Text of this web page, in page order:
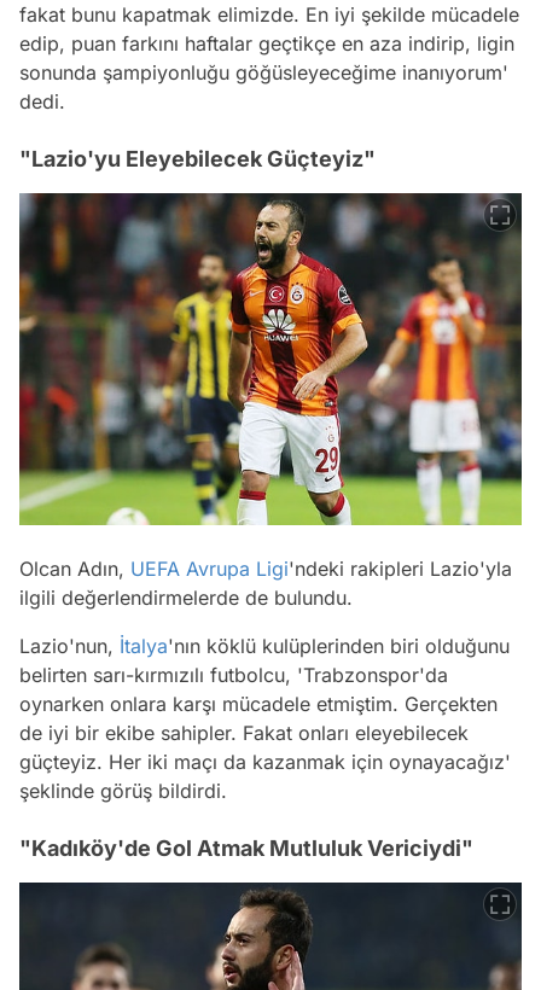
fakat bunu kapatmak elimizde. En iyi şekilde mücadele
edip, puan farkını haftalar geçtikçe en aza indirip, ligin
sonunda şampiyonluğu göğüsleyeceğime inanıyorum'
dedi.
"Lazio'yu Eleyebilecek Güçteyiz"
Olcan Adın, UEFA Avrupa Ligi'ndeki rakipleri Lazio'yla
ilgili değerlendirmelerde de bulundu.
Lazio'nun, İtalya'nın köklü kulüplerinden biri olduğunu
belirten sarı-kırmızılı futbolcu, 'Trabzonspor'da
oynarken onlara karşı mücadele etmiştim. Gerçekten
de iyi bir ekibe sahipler. Fakat onları eleyebilecek
güçteyiz. Her iki maçı da kazanmak için oynayacağız'
şeklinde görüş bildirdi.
"Kadıköy'de Gol Atmak Mutluluk Vericiydi"